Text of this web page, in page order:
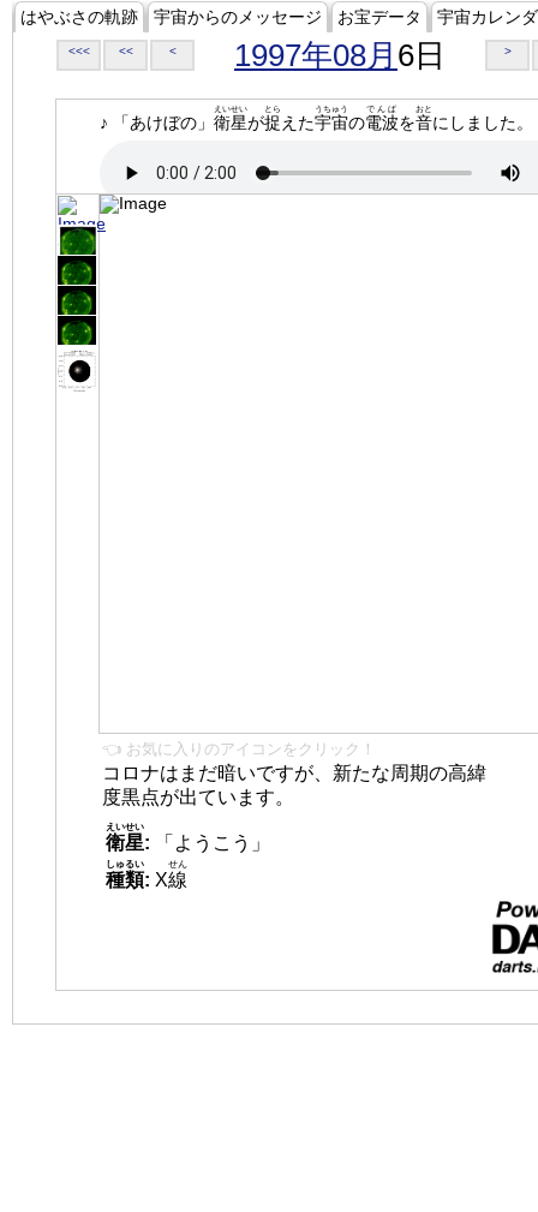
はやぶさの軌跡 宇宙からのメッセージ お宝データ 宇宙カレン
<<< << < 1997年08月 6日 >
♪ 「あけぼの」 衛星
えいせい
が捉
とら
えた宇宙
うちゅう
の電波
でんぱ
を音
おと
にしました。
👈 お気に入りのアイコンをクリック！
コロナはまだ暗いですが、新たな周期の高緯
度黒点が出ています。
衛星
えいせい
:
「ようこう」
種類
しゅるい
: X線
せん